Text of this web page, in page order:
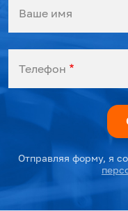
Ваше имя
Телефон
Отправляя форму, я